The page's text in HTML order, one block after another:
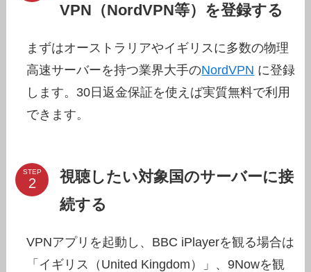
VPN（NordVPN等）を登録する
まずはオーストラリアやイギリスに多数の物理
高速サーバーを持つ業界大手のNordVPN に登録
します。30日返金保証を使えば実質無料で利用
できます。
STEP
視聴したい対象国のサーバーに接
続する
VPNアプリを起動し、BBC iPlayerを観る場合は
「イギリス（United Kingdom）」、9Nowを観